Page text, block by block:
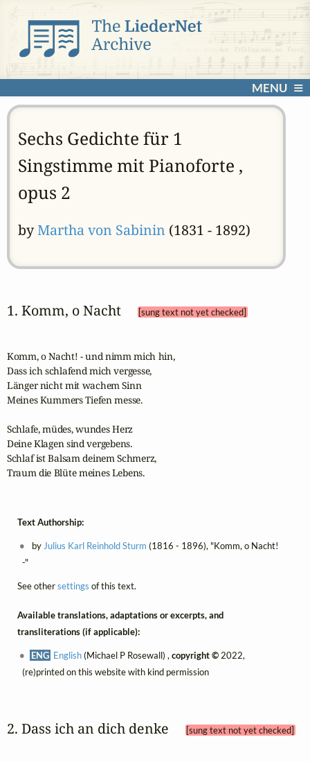
MENU
Sechs Gedichte für 1
Singstimme mit Pianoforte ,
opus 2
byMartha von Sabinin (1831 - 1892)
1. Komm, o Nacht [sung text not yet checked]
Komm, o Nacht! - und nimm mich hin,
Dass ich schlafend mich vergesse,
Länger nicht mit wachem Sinn
Meines Kummers Tiefen messe.
Schlafe, müdes, wundes Herz
Deine Klagen sind vergebens.
Schlaf ist Balsam deinem Schmerz,
Traum die Blüte meines Lebens.
Text Authorship:
by Julius Karl Reinhold Sturm (1816 - 1896), "Komm, o Nacht!
-"
See othersettings of this text.
Available translations, adaptations or excerpts, and
transliterations (if applicable):
ENG English(Michael P Rosewall) ,copyright © 2022,
(re)printed on this website with kind permission
2. Dass ich an dich denke [sung text not yet checked]